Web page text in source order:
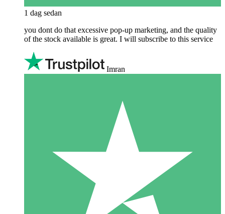
1 dag sedan
you dont do that excessive pop-up marketing, and the quality
of the stock available is great. I will subscribe to this service
Imran